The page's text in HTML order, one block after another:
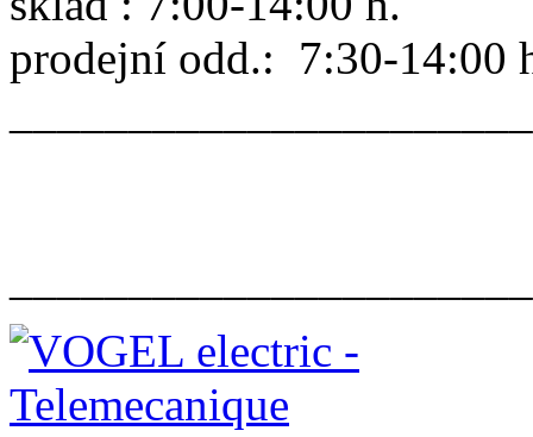
prodejní odd.: 7:30-14:00